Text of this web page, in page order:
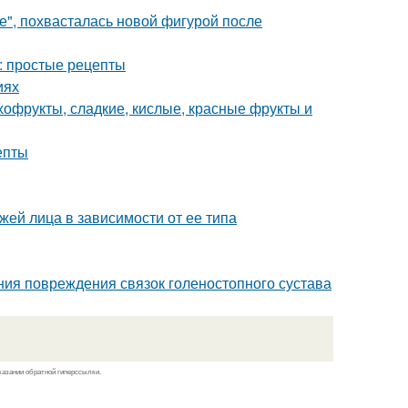
похвасталась новой фигурой после
рецепты
сладкие, кислые, красные фрукты и
лица в зависимости от ее типа
повреждения связок голеностопного сустава
обратной гиперссылки.